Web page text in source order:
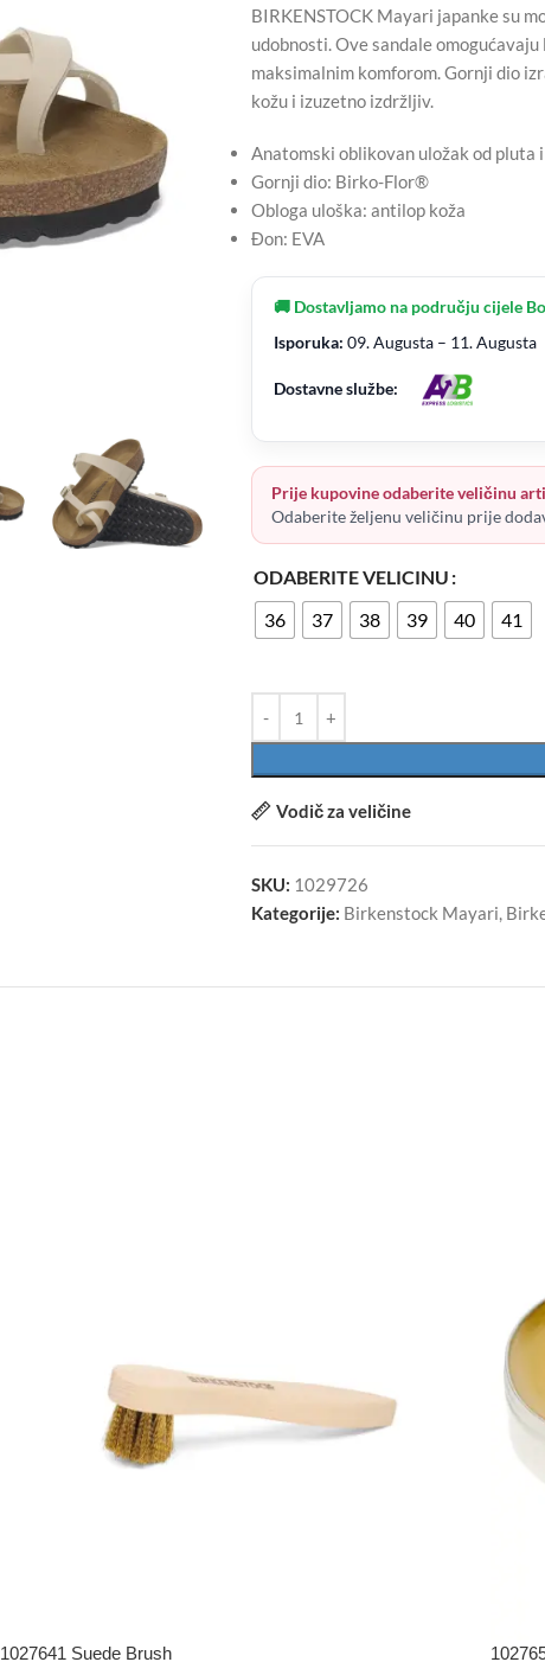
BIRKENSTOCK Mayari japanke su
udobnosti. Ove sandale
maksimalnim komforom. Gornji dio
kožu i izuzetno izdržljiv.
Anatomski oblikovan uložak od pluta
Gornji dio: Birko-Flor®
Obloga uloška: antilop koža
Đon: EVA
🚚 Dostavljamo na području cijele
Isporuka: 09. Augusta – 11. Augusta
Dostavne službe:
Prije kupovine odaberite veličinu
Odaberite željenu veličinu prije
ODABERITE VELICINU
36
37 38 39 40 41
Vodič za veličine
SKU: 1029726
Kategorije: Birkenstock Mayari,
1027641 Suede Brush